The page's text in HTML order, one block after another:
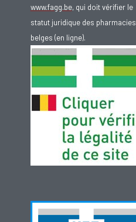
www.fagg.be, qui doit vérifier le
statut juridique des pharmacies
belges (en ligne).